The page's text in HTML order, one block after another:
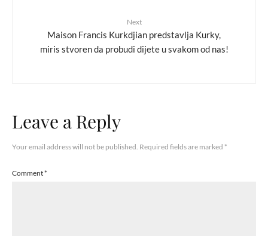
Next
Maison Francis Kurkdjian predstavlja Kurky,
miris stvoren da probudi dijete u svakom od nas!
Leave a Reply
Your email address will not be published. Required fields are marked *
Comment*